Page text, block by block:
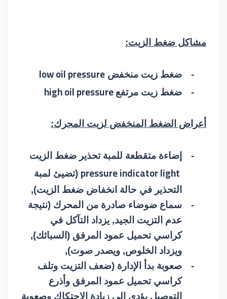
مشاكل ضغط الزيت:
- ضغط زيت منخفض low oil pressure
- ضغط زيت مرتفع high oil pressure
أعراض الضغط المنخفض لزيت المحرك:
- إضاءة متقطعة للمبة تحذير ضغط الزيت
pressure indicator light (تضيئ لمبة
التحذير في حالة انخفاض ضغط الزيت),
-
سماع ضوضاء صادرة من المحرك (نتيجة
عدم التزيت الجيد, يزداد التآكل في
كراسي تحميل عمود المرفق (السبائك),
ويزداد الخلوص, ويصدر صوت),
-
صعوبة بدأ الإدارة (ضعف التزيت وتلف
كراسي تحميل عمود المرفق وأذرع
التوصيل يؤدي إلى زيادة الاحتكاك وصعوبة